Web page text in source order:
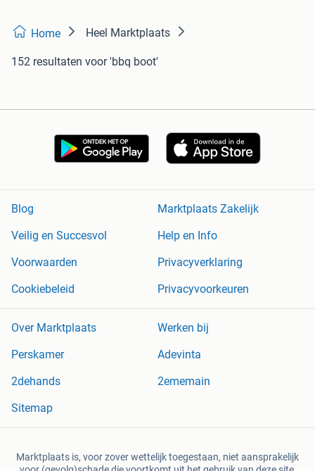
Home Heel Marktplaats
152 resultaten voor 'bbq boot'
Blog
Marktplaats Zakelijk
Veilig en Succesvol
Help en Info
Voorwaarden
Privacyverklaring
Cookiebeleid
Privacyvoorkeuren
Over Marktplaats
Werken bij
Perskamer
Adevinta
2dehands
2ememain
Sitemap
Marktplaats is, voor zover wettelijk toegestaan, niet aansprakelijk